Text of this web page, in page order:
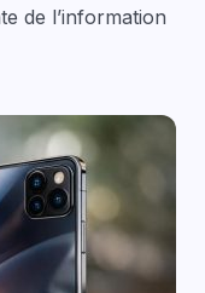
de l’information